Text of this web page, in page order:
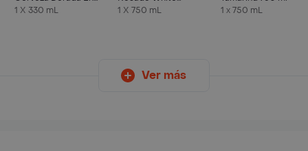
Lata 330 ML X6 Unds
1 X 330 mL
Zinfandel
1 X 750 mL
1 x 750 mL
Ver más